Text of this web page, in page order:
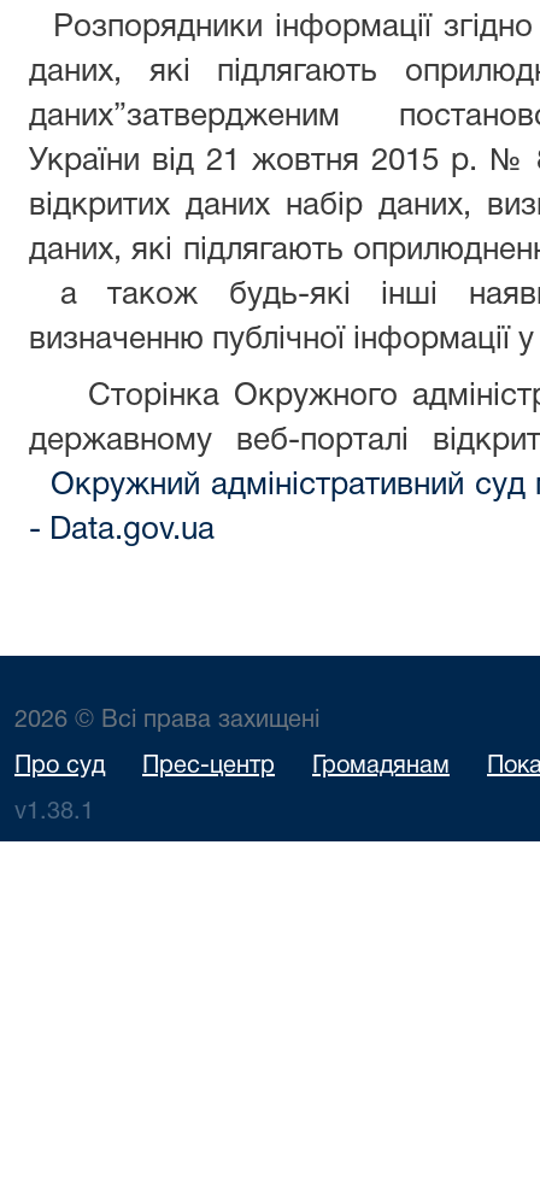
Розпорядники інформації
даних, які підлягають
даних”затвердженим
України від 21 жовтня 2015 р. №
відкритих даних набір даних,
даних, які підлягають
а також будь-які інші
визначенню публічної інформації
Сторінка Окружного
державному веб-порталі
Окружний адміністративний
- Data.gov.ua
2026 © Всі права захищені
Про суд Прес-центр Громадянам
v1.38.1